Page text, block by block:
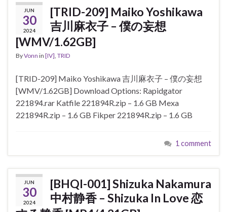
JUN
30
2024
[TRID-209] Maiko Yoshikawa
吉川麻衣子 – 僕の妄想
[WMV/1.62GB]
ByVonn in [IV], TRID
[TRID-209] Maiko Yoshikawa 吉川麻衣子 – 僕の妄想
[WMV/1.62GB] Download Options: Rapidgator
221894.rar Katfile 221894R.zip – 1.6 GB Mexa
221894R.zip – 1.6 GB Fikper 221894R.zip – 1.6 GB
1 comment
JUN
30
2024
[BHQI-001] Shizuka Nakamura
中村静香 – Shizuka In Love 恋